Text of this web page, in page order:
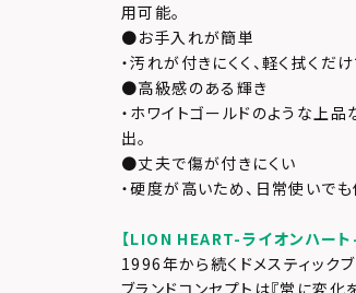
用可能。
●お手入れが簡単
・汚れが付きにくく、軽く拭くだ
●高級感のある輝き
・ホワイトゴールドのような上
出。
●丈夫で傷が付きにくい
・硬度が高いため、日常使いでも
【LION HEART-ライオンハート-
1996年から続くドメスティックブ